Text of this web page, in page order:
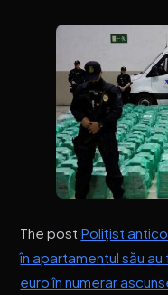
The post Polițist
în apartamentul său
euro în numerar